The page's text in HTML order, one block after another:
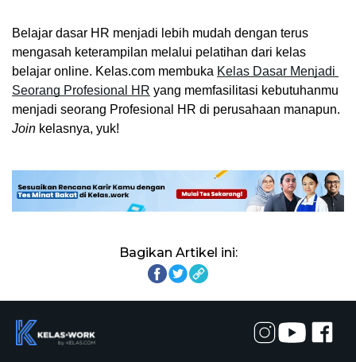
Belajar dasar HR menjadi lebih mudah dengan terus
mengasah keterampilan melalui pelatihan dari kelas
belajar online. Kelas.com membuka Kelas Dasar Menjadi
Seorang Profesional HR yang memfasilitasi kebutuhanmu
Join kelasnya, yuk!
Bagikan Artikel ini: